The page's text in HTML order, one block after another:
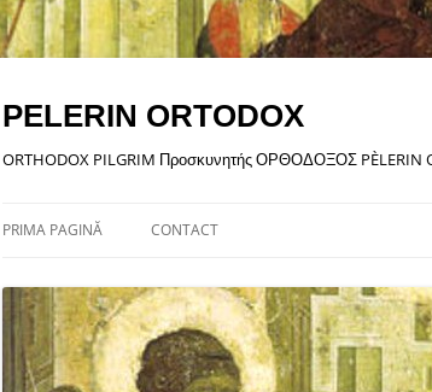
Sari
PELERIN ORTODOX
ORTHODOX PILGRIM Προσκυνητής ΟΡΘΟΔΟΞΟΣ PÈLERIN
PRIMA PAGINĂ CONTACT